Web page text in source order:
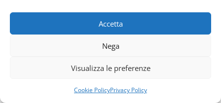
Accetta
Nega
Visualizza le preferenze
Cookie PolicyPrivacy Policy
Usiamo i cookie per fornirti la miglior esperienza d'uso e
navigazione sul nostro sito web.
usiamo sul sito o disabilitarli nelleimpostazioni
Rifiuta